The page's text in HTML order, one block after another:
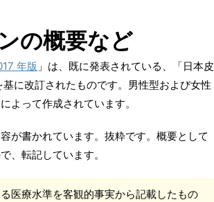
の概要など
年版 」は、既に発表されている、「日本皮
に改訂されたものです。男性型および女性
よって作成されています。
が書かれています。抜粋です。概要として
、転記しています。
医療水準を客観的事実から記載したもの